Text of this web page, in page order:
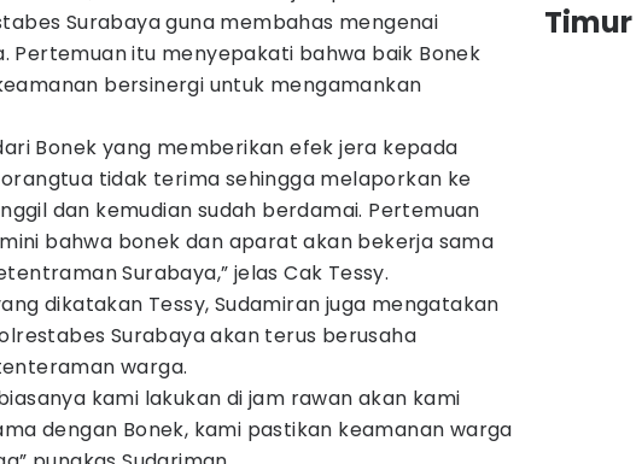
Surabaya guna membahas mengenai
Pertemuan itu menyepakati bahwa baik Bonek
bersinergi untuk mengamankan
Bonek yang memberikan efek jera kepada
tidak terima sehingga melaporkan ke
dan kemudian sudah berdamai. Pertemuan
bahwa bonek dan aparat akan bekerja sama
Surabaya,” jelas Cak Tessy.
dikatakan Tessy, Sudamiran juga mengatakan
Surabaya akan terus berusaha
warga.
kami lakukan di jam rawan akan kami
dengan Bonek, kami pastikan keamanan warga
Timur